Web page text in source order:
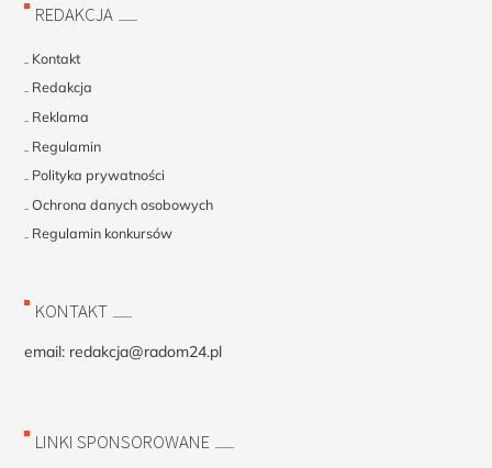
REDAKCJA
Kontakt
Redakcja
Reklama
Regulamin
Polityka prywatności
Ochrona danych osobowych
Regulamin konkursów
KONTAKT
email: redakcja@radom24.pl
LINKI SPONSOROWANE